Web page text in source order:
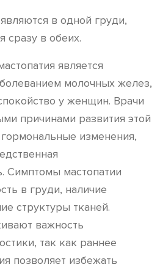
в одной груди,
сразу в обеих.
является
молочных желез,
у женщин. Врачи
причинами развития этой
изменения,
Симптомы мастопатии
в груди, наличие
структуры тканей.
важность
так как раннее
позволяет избежать